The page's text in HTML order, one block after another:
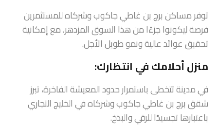
توفر مساكن برج بن غاطي جاكوب وشركاه للمستثمرين
فرصة ليكونوا جزءًا من هذا السوق المزدهر، مع إمكانية
تحقيق عوائد عالية ونمو طويل الأجل.
منزل أحلامك في انتظارك:
في مدينة تتخطى باستمرار حدود المعيشة الفاخرة، تبرز
شقق برج بن غاطي جاكوب وشركاه في الخليج التجاري
باعتبارها تجسيدًا للرقي والبذخ.